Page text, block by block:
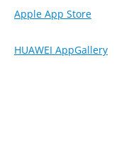
Apple App Store
HUAWEI AppGallery